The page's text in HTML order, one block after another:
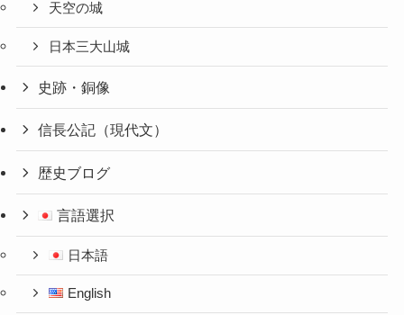
天空の城
日本三大山城
史跡・銅像
信長公記（現代文）
歴史ブログ
言語選択
日本語
English